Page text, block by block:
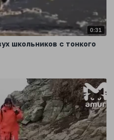
0:31
школьников с тонкого